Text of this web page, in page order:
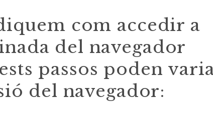
com accedir a
del navegador
passos poden
del navegador: